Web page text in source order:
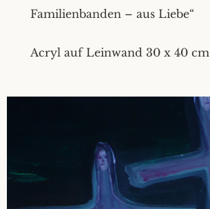
Familienbanden – aus Liebe“
Acryl auf Leinwand 30 x 40 cm